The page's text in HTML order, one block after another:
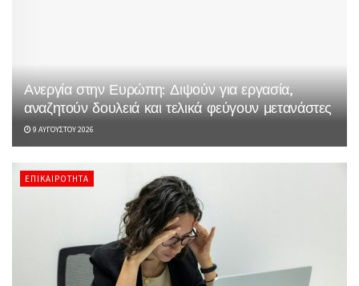
Ανεργία στην Ευρώπη: Διψούν για εργασία,
αναζητούν δουλειά και τελικά φεύγουν μετανάστες
9 ΑΥΓΟΎΣΤΟΥ 2026
ΕΠΙΚΑΙΡΌΤΗΤΑ